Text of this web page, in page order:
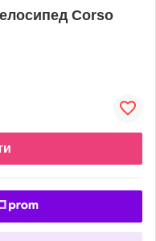
Corso